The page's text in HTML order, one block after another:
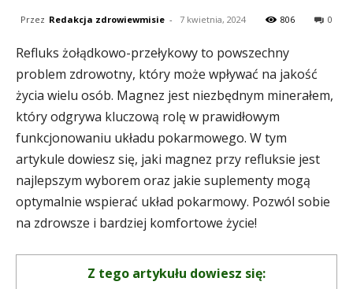
Przez Redakcja zdrowiewmisie - 7 kwietnia, 2024 806 0
Refluks żołądkowo-przełykowy to powszechny
problem zdrowotny, który może wpływać na jakość
życia wielu osób. Magnez jest niezbędnym minerałem,
który odgrywa kluczową rolę w prawidłowym
funkcjonowaniu układu pokarmowego. W tym
artykule dowiesz się, jaki magnez przy refluksie jest
najlepszym wyborem oraz jakie suplementy mogą
optymalnie wspierać układ pokarmowy. Pozwól sobie
na zdrowsze i bardziej komfortowe życie!
Z tego artykułu dowiesz się: